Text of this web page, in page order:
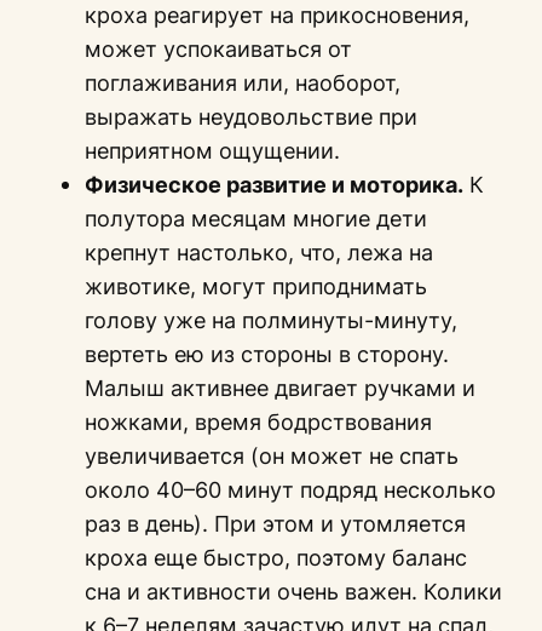
кроха реагирует на прикосновения,
может успокаиваться от
поглаживания или, наоборот,
выражать неудовольствие при
неприятном ощущении.
Физическое развитие и моторика. К
полутора месяцам многие дети
крепнут настолько, что, лежа на
животике, могут приподнимать
голову уже на полминуты-минуту,
вертеть ею из стороны в сторону.
Малыш активнее двигает ручками и
ножками, время бодрствования
увеличивается (он может не спать
около 40–60 минут подряд несколько
раз в день). При этом и утомляется
кроха еще быстро, поэтому баланс
сна и активности очень важен. Колики
к 6–7 неделям зачастую идут на спад,